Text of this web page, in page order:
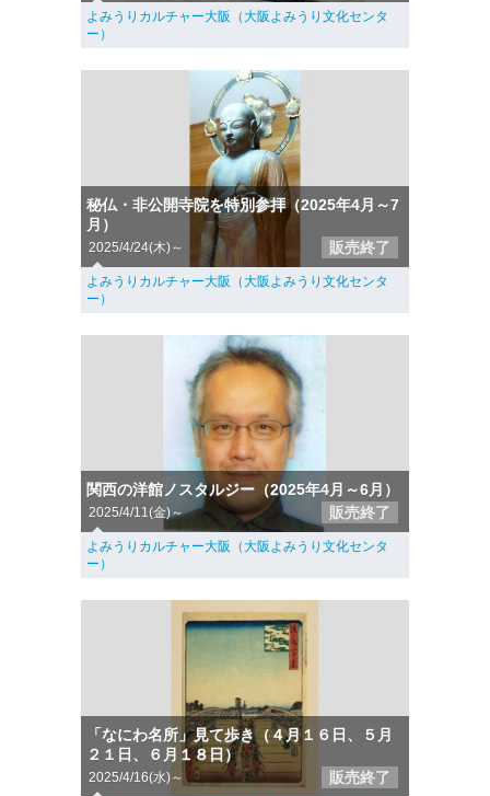
よみうりカルチャー大阪（大阪よみうり文化センタ
ー）
秘仏・非公開寺院を特別参拝（2025年4月～7
月）
2025/4/24(木)～ 販売終了
よみうりカルチャー大阪（大阪よみうり文化センタ
ー）
関西の洋館ノスタルジー（2025年4月～6月）
2025/4/11(金)～ 販売終了
よみうりカルチャー大阪（大阪よみうり文化センタ
ー）
「なにわ名所」見て歩き（４月１６日、５月
２１日、６月１８日）
2025/4/16(水)～ 販売終了